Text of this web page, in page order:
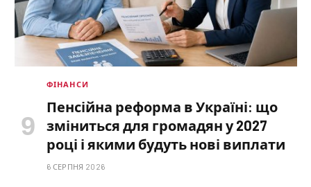
ФІНАНСИ
Пенсійна реформа в Україні: що
зміниться для громадян у 2027
році і якими будуть нові виплати
6 СЕРПНЯ 2026